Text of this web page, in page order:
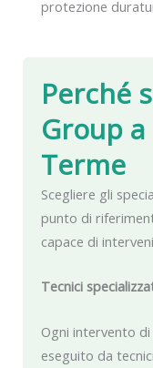
Perché
Group
Terme
Scegliere gli
punto di
capace di
Tecnici
Ogni intervento
eseguito da
protezione